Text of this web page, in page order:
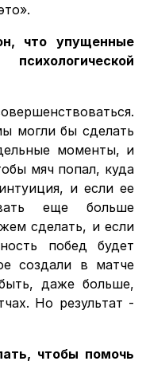
что упущенные
могли бы сделать
моменты, и
мяч попал, куда
и если ее
еще больше
сделать, и если
побед будет
создали в матче
даже больше,
Но результат -
чтобы помочь